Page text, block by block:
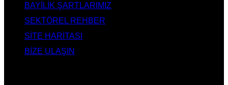
BAYİLİK ŞARTLARIMIZ
SEKTÖREL REHBER
SİTE HARİTASI
BİZE ULAŞIN